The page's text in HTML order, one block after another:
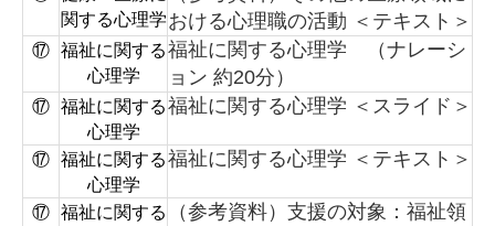
関する心理学おける心理職の活動 ＜テキスト＞
⑰ 福祉に関する
心理学
福祉に関する心理学 （ナレーシ
ョン 約20分）
⑰ 福祉に関する
心理学
福祉に関する心理学 ＜スライド＞
⑰ 福祉に関する
心理学
福祉に関する心理学 ＜テキスト＞
⑰ 福祉に関する
（参考資料）支援の対象：福祉領